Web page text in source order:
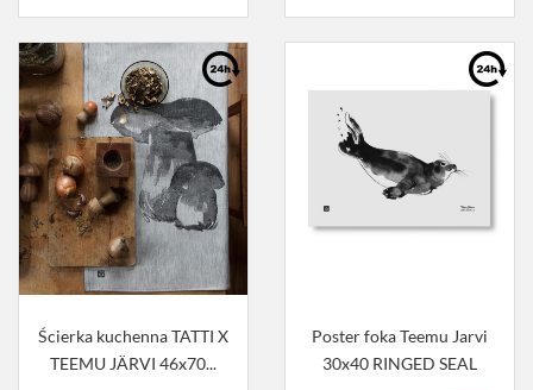
Ścierka kuchenna TATTI X
TEEMU JÄRVI 46x70...
Poster foka Teemu Jarvi
30x40 RINGED SEAL